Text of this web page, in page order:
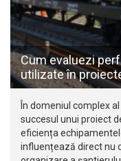
Cum evaluezi
utilizate în
În domeniul complex
succesul unui proiect
eficiența
influențează direct nu